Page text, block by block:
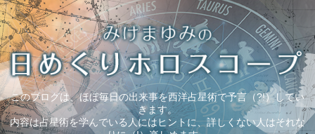
このブログは、ほぼ毎日の出来事を西洋占星術で予言（?!）してい
きます。
内容は占星術を学んでいる人にはヒントに、詳しくない人はそれな